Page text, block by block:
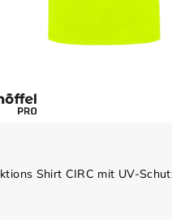
Shirt CIRC mit UV-